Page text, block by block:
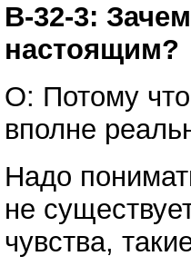
В-32-3:
настоящим?
О: Потому
вполне
Надо
не
чувства,